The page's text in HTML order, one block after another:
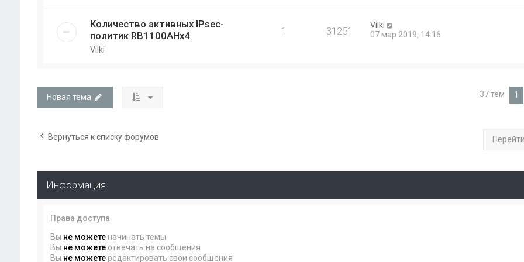
Количество активных IPsec-
политик RB1100AHx4
Vilki
1 31251
Vilki
07 мар 2019, 14:16
Новая тема 37 тем 1
Вернуться к списку форумов Перейти
Информация
Права доступа
Вы не можетеначинать темы
Вы не можетеотвечать на сообщения
Вы не можетередактировать свои сообщения